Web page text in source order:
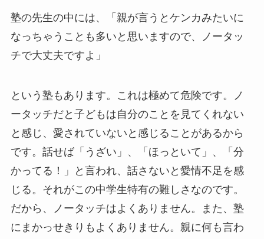
塾の先生の中には、「親が言うとケンカみたいに
なっちゃうことも多いと思いますので、ノータッ
チで大丈夫ですよ」
という塾もあります。これは極めて危険です。ノ
ータッチだと子どもは自分のことを見てくれない
と感じ、愛されていないと感じることがあるから
です。話せば「うざい」、「ほっといて」、「分
かってる！」と言われ、話さないと愛情不足を感
じる。それがこの中学生特有の難しさなのです。
だから、ノータッチはよくありません。また、塾
にまかっせきりもよくありません。親に何も言わ